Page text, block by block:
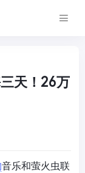
天！26万
音乐和萤火虫联